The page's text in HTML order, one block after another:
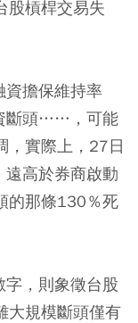
槓桿交易失
資擔保維持率
斷頭……，可能
，實際上，27日
高於券商啟動
的那條130％死
，則象徵台股
大規模斷頭僅有